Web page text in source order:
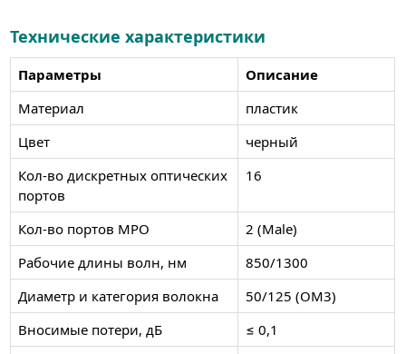
Технические характеристики
Параметры
Описание
Материал
пластик
Цвет
черный
Кол-во дискретных оптических
портов
16
Кол-во портов MPO
2 (Male)
Рабочие длины волн, нм
850/1300
Диаметр и категория волокна
50/125 (OM3)
Вносимые потери, дБ
≤ 0,1